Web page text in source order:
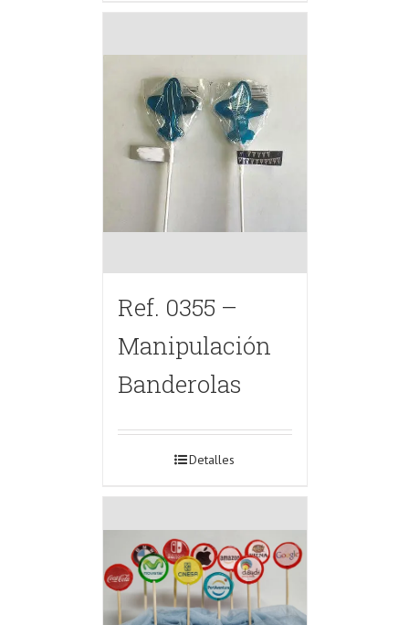
Ref. 0355 –
Manipulación
Banderolas
Detalles